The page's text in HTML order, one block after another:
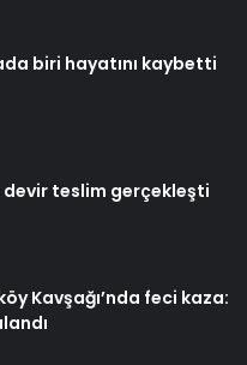
biri hayatını kaybetti
devir teslim gerçekleşti
Kavşağı’nda feci kaza: